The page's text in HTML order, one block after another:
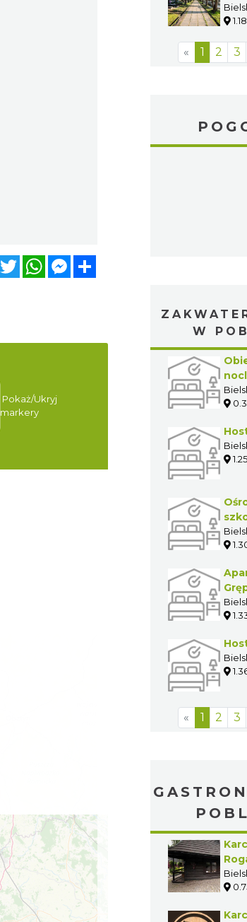
FacebookTwitterWhatsAppMessenger
Pokaż/Ukryj
markery
« 1 2 3
W
« 1 2 3